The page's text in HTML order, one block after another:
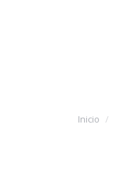
Inicio